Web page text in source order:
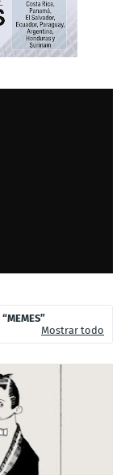
MEMES
Mostrar todo